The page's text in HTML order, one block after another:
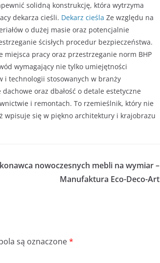
solidną konstrukcję, która wytrzyma
dekarza cieśli. Dekarz cieśla Ze względu na
o dużej masie oraz potencjalnie
ścisłych procedur bezpieczeństwa.
pracy oraz przestrzeganie norm BHP
wymagający nie tylko umiejętności
i technologii stosowanych w branży
oraz dbałość o detale estetyczne
i remontach. To rzemieślnik, który nie
wpisuje się w piękno architektury i krajobrazu
nowoczesnych mebli na wymiar –
Manufaktura Eco-Deco-Art
są oznaczone*